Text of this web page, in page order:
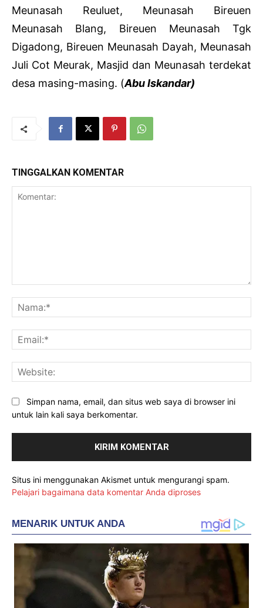
Meunasah Reuluet, Meunasah Bireuen
Meunasah Blang, Bireuen Meunasah Tgk
Digadong, Bireuen Meunasah Dayah, Meunasah
Juli Cot Meurak, Masjid dan Meunasah terdekat
desa masing-masing. (Abu Iskandar)
TINGGALKAN KOMENTAR
Simpan nama, email, dan situs web saya di browser ini
untuk lain kali saya berkomentar.
Situs ini menggunakan Akismet untuk mengurangi spam.
Pelajari bagaimana data komentar Anda diproses